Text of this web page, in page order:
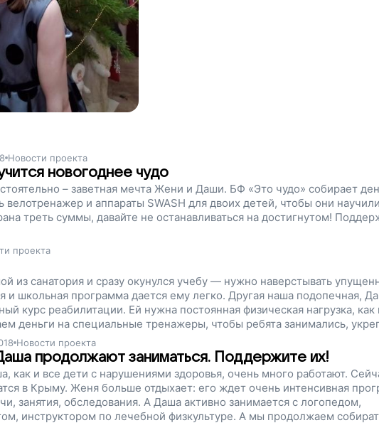
Новости проекта
новогоднее чудо
– заветная мечта Жени и Даши. БФ «Это чудо» собирает
велотренажер и аппараты SWASH для двоих детей, чтобы они
треть суммы, давайте не останавливаться на достигнутом!
проекта
из санатория и сразу окунулся учебу — нужно наверстывать
и школьная программа дается ему легко. Другая наша подопечная,
курс реабилитации. Ей нужна постоянная физическая нагрузка,
деньги на специальные тренажеры, чтобы ребята занимались,
себе назад то, что отняла болезнь. Поддержите наш проект!
Новости проекта
продолжают заниматься. Поддержите их!
как и все дети с нарушениями здоровья, очень много работают.
в Крыму. Женя больше отдыхает: его ждет очень интенсивная
занятия, обследования. А Даша активно занимается с логопедом,
инструктором по лечебной физкультуре. А мы продолжаем